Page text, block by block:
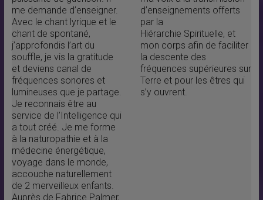
me demande d’enseigner.
Avec le chant lyrique et le
chant de spontané,
j’approfondis l’art du
souffle, je vis la gratitude
et deviens canal de
fréquences sonores et
lumineuses que je partage.
Je reconnais être au
service de l’Intelligence qui
a tout créé. Je me forme
à la naturopathie et à la
médecine énergétique,
voyage dans le monde,
accouche naturellement
de 2 merveilleux enfants.
Auprès de Fabrice Palmer,
d’enseignements offerts
par la
Hiérarchie Spirituelle, et
mon corps afin de faciliter
la descente des
fréquences supérieures sur
Terre et pour les êtres qui
s’y ouvrent.